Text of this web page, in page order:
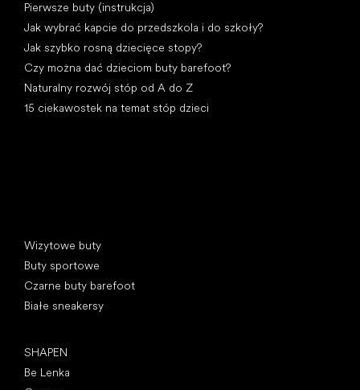
Pierwsze buty (instrukcja)
Jak wybrać kapcie do przedszkola i do szkoły?
Jak szybko rosną dziecięce stopy?
Czy można dać dzieciom buty barefoot?
Naturalny rozwój stóp od A do Z
15 ciekawostek na temat stóp dzieci
Wizytowe buty
Buty sportowe
Czarne buty barefoot
Białe sneakersy
SHAPEN
Be Lenka